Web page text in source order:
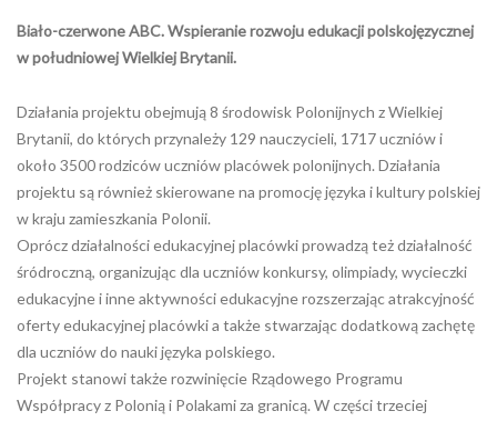
Biało-czerwone ABC. Wspieranie rozwoju edukacji polskojęzycznej
w południowej Wielkiej Brytanii.
Działania projektu obejmują 8 środowisk Polonijnych z Wielkiej
Brytanii, do których przynależy 129 nauczycieli, 1717 uczniów i
około 3500 rodziców uczniów placówek polonijnych. Działania
projektu są również skierowane na promocję języka i kultury polskiej
w kraju zamieszkania Polonii.
Opróczdziałalności edukacyjnej placówki prowadzą też działalność
śródroczną, organizując dla uczniów konkursy, olimpiady, wycieczki
edukacyjne i inne aktywności edukacyjne rozszerzając atrakcyjność
oferty edukacyjnej placówki a także stwarzając dodatkową zachętę
dla uczniów do nauki języka polskiego.
Projekt stanowi także rozwinięcie Rządowego Programu
Współpracy z Polonią i Polakami za granicą. Wczęści trzeciej